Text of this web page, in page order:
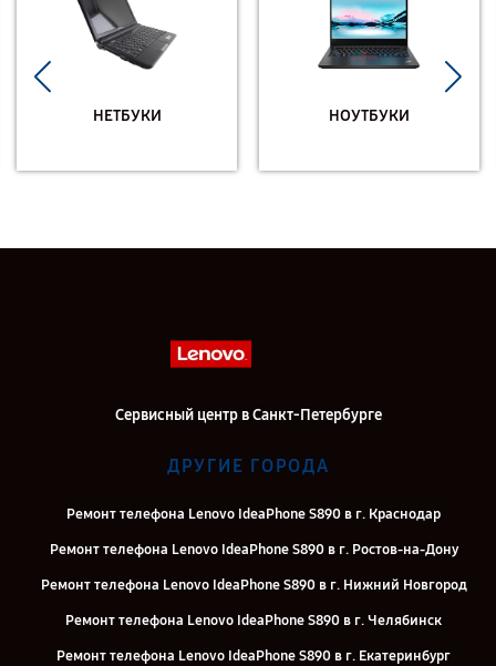
НЕТБУКИ НОУТБУКИ
Сервисный центр в Санкт-Петербурге
ДРУГИЕ ГОРОДА
Ремонт телефона Lenovo IdeaPhone S890 в г. Краснодар
Ремонт телефона Lenovo IdeaPhone S890 в г. Ростов-на-Дону
Ремонт телефона Lenovo IdeaPhone S890 в г. Нижний Новгород
Ремонт телефона Lenovo IdeaPhone S890 в г. Челябинск
Ремонт телефона Lenovo IdeaPhone S890 в г. Екатеринбург